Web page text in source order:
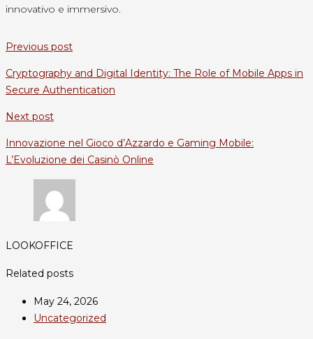
innovativo e immersivo.
Previous post
Cryptography and Digital Identity: The Role of Mobile Apps in
Secure Authentication
Next post
Innovazione nel Gioco d’Azzardo e Gaming Mobile:
L’Evoluzione dei Casinò Online
LOOKOFFICE
Related posts
May 24, 2026
Uncategorized